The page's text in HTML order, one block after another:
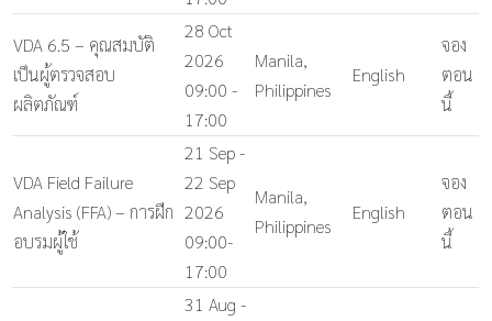
VDA 6.5 – คุณสมบัติ
เป็นผู้ตรวจสอบ
ผลิตภัณฑ์
28 Oct
2026
09:00 -
17:00
Manila,
Philippines
English
จอง
ตอน
นี้
VDA Field Failure
Analysis (FFA) – การฝึก
อบรมผู้ใช้
21 Sep -
22 Sep
2026
09:00-
17:00
Manila,
Philippines
English
จอง
ตอน
นี้
31 Aug -